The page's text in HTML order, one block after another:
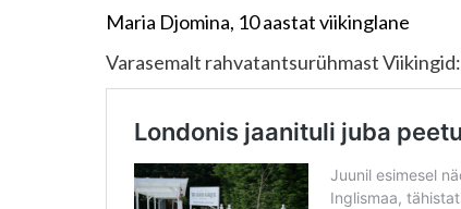
Maria Djomina, 10 aastat viikinglane
Varasemalt rahvatantsurühmast Viikingid: